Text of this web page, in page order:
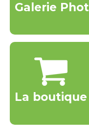
Galerie
La boutique